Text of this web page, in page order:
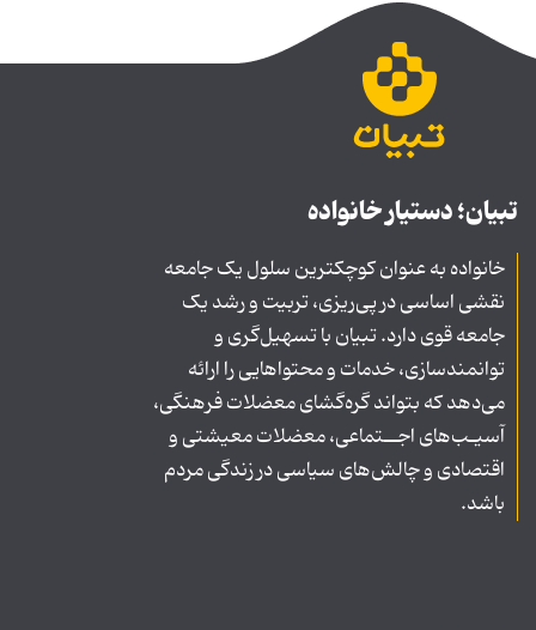
تبیان؛ دستیار خانواده
خانواده به عنوان کوچکترین سلول یک جامعه
نقشی اساسی در پی‌ریزی، تربیت و رشد یک
جامعه قوی دارد. تبیان با تسهیل‌گری و
توانمندسازی، خدمات و محتواهایی را ارائه
می‌دهد که بتواند گره‌گشای معضلات فرهنگی،
آسیـب‌های اجــتماعی، معضلات معیشتی و
اقتصادی و چالش‌های سیاسی در زندگی مردم
باشد.